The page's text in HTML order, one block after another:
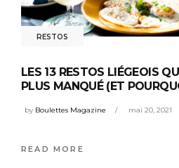
RESTOS
LES 13 RESTOS LIÉGEOIS
PLUS MANQUÉ (ET
by Boulettes Magazine mai 20, 2021
READ MORE